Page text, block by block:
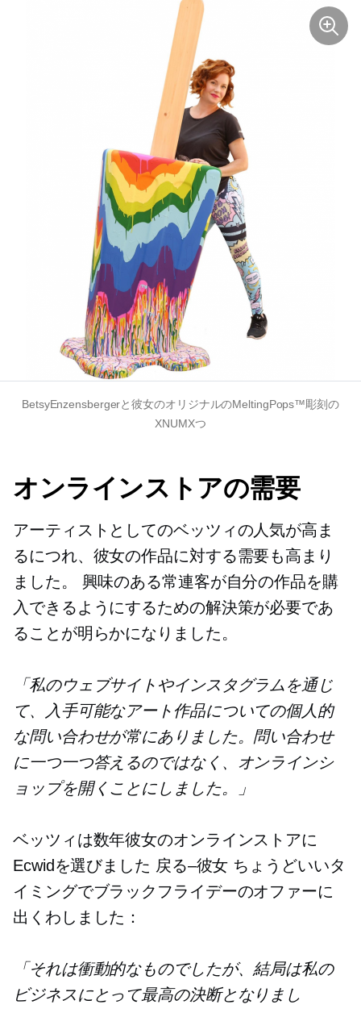
BetsyEnzensbergerと彼女のオリジナルのMeltingPops™彫刻の
XNUMXつ
オンラインストアの需要
アーティストとしてのベッツィの人気が高ま
るにつれ、彼女の作品に対する需要も高まり
ました。 興味のある常連客が自分の作品を購
入できるようにするための解決策が必要であ
ることが明らかになりました。
「私のウェブサイトやインスタグラムを通じ
て、入手可能なアート作品についての個人的
な問い合わせが常にありました。問い合わせ
に一つ一つ答えるのではなく、オンラインシ
ョップを開くことにしました。」
ベッツィは数年彼女のオンラインストアに
Ecwidを選びました 戻る–彼女 ちょうどいいタ
イミングでブラックフライデーのオファーに
出くわしました：
「それは衝動的なものでしたが、結局は私の
ビジネスにとって最高の決断となりまし